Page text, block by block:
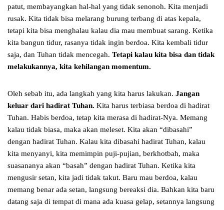
patut, membayangkan hal-hal yang tidak senonoh. Kita menjadi
rusak. Kita tidak bisa melarang burung terbang di atas kepala,
tetapi kita bisa menghalau kalau dia mau membuat sarang. Ketika
kita bangun tidur, rasanya tidak ingin berdoa. Kita kembali tidur
saja, dan Tuhan tidak mencegah. Tetapi kalau kita bisa dan tidak
melakukannya, kita kehilangan momentum.
Oleh sebab itu, ada langkah yang kita harus lakukan. Jangan
keluar dari hadirat Tuhan. Kita harus terbiasa berdoa di hadirat
Tuhan. Habis berdoa, tetap kita merasa di hadirat-Nya. Memang
kalau tidak biasa, maka akan meleset. Kita akan “dibasahi”
dengan hadirat Tuhan. Kalau kita dibasahi hadirat Tuhan, kalau
kita menyanyi, kita memimpin puji-pujian, berkhotbah, maka
suasananya akan “basah” dengan hadirat Tuhan. Ketika kita
mengusir setan, kita jadi tidak takut. Baru mau berdoa, kalau
memang benar ada setan, langsung bereaksi dia. Bahkan kita baru
datang saja di tempat di mana ada kuasa gelap, setannya langsung